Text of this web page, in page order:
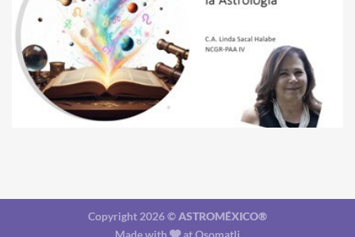
Copyright 2026 ©ASTROMÉXICO®